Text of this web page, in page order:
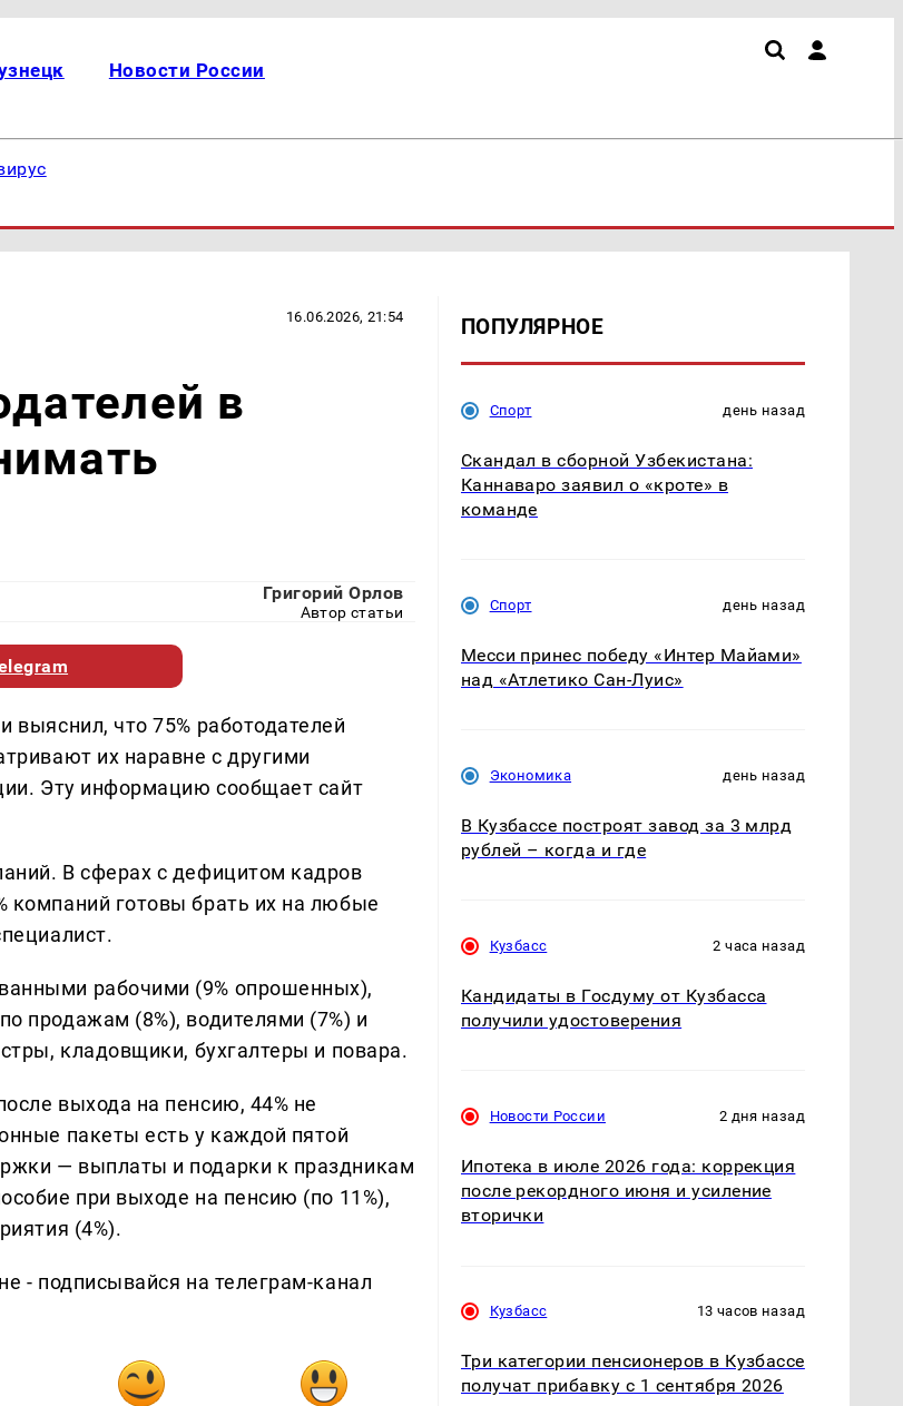
Новости России
16.06.2026, 21:54
в
Григорий Орлов
Автор статьи
выяснил, что 75% работодателей
их наравне с другими
Эту информацию сообщает сайт
В сферах с дефицитом кадров
компаний готовы брать их на любые
рабочими (9% опрошенных),
продажам (8%), водителями (7%) и
кладовщики, бухгалтеры и повара.
выхода на пенсию, 44% не
пакеты есть у каждой пятой
— выплаты и подарки к праздникам
при выходе на пенсию (по 11%),
(4%).
- подписывайся на телеграм-канал
ПОПУЛЯРНОЕ
Спорт день назад
Скандал в сборной Узбекистана:
Каннаваро заявил о «кроте» в
команде
Спорт день назад
Месси принес победу «Интер Майами»
над «Атлетико Сан-Луис»
Экономика день назад
В Кузбассе построят завод за 3 млрд
рублей – когда и где
Кузбасс 2 часа назад
Кандидаты в Госдуму от Кузбасса
получили удостоверения
Новости России 2 дня назад
Ипотека в июле 2026 года: коррекция
после рекордного июня и усиление
вторички
Кузбасс 13 часов назад
Три категории пенсионеров в Кузбассе
получат прибавку с 1 сентября 2026